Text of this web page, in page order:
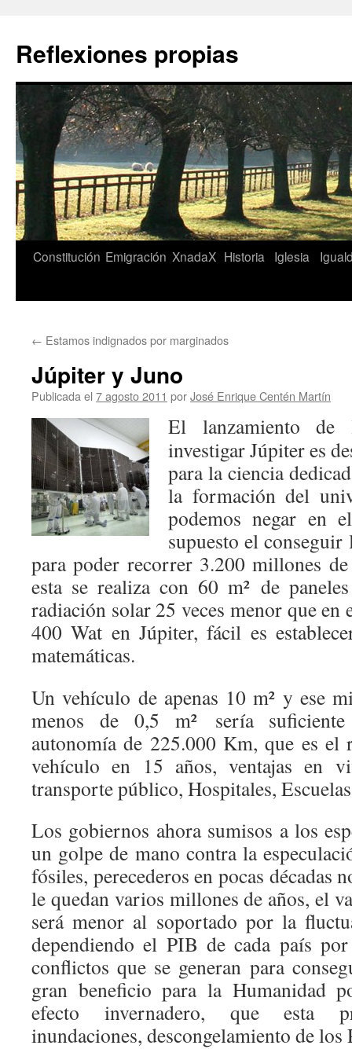
contenido
Reflexiones propias
Constitución Emigración XnadaX Historia Iglesia
← Estamos indignados por marginados
Júpiter y Juno
Publicada el 7 agosto 2011 porJosé Enrique Centén Martín
El lanzamiento de
investigar Júpiter es
para la ciencia
la formación del
podemos negar en
supuesto el
para poder recorrer 3.200 millones
esta se realiza con 60 m² de
radiación solar 25 veces menor que
400 Wat en Júpiter, fácil es
matemáticas.
Un vehículo de apenas 10 m² y ese
menos de 0,5 m² sería
autonomía de 225.000 Km, que es
vehículo en 15 años, ventajas en
transporte público, Hospitales,
Los gobiernos ahora sumisos a los
un golpe de mano contra la
fósiles, perecederos en pocas décadas
le quedan varios millones de años,
será menor al soportado por la
dependiendo el PIB de cada país
conflictos que se generan para
gran beneficio para la Humanidad
efecto invernadero, que esta
inundaciones, descongelamiento de